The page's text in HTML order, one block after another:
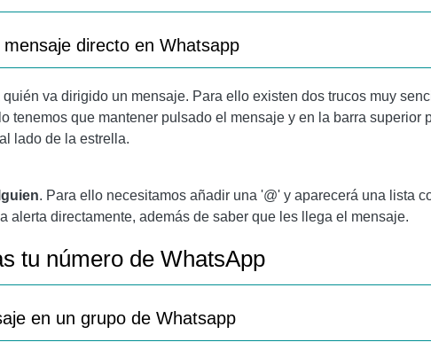
directo en Whatsapp
va dirigido un mensaje. Para ello existen dos trucos muy
tenemos que mantener pulsado el mensaje y en la barra superior
lado de la estrella.
. Para ello necesitamos añadir una '@' y aparecerá una lista
alerta directamente, además de saber que les llega el mensaje.
tu número de WhatsApp
en un grupo de Whatsapp